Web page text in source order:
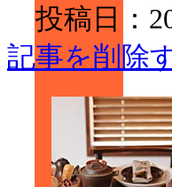
投稿日：
記事を削除